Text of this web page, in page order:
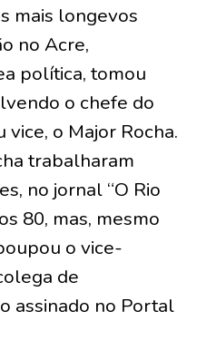
mais longevos
no Acre,
política, tomou
o chefe do
o Major Rocha.
trabalharam
no jornal “O Rio
80, mas, mesmo
o vice-
de
assinado no Portal